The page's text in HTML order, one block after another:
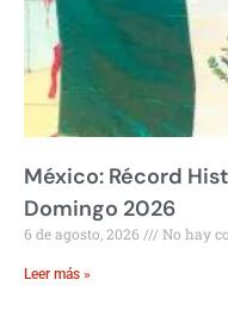
México: Récord
Domingo 2026
6 de agosto, 2026 No hay
Leer más »